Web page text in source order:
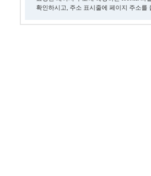
확인하시고, 주소 표시줄에 페이지 주소